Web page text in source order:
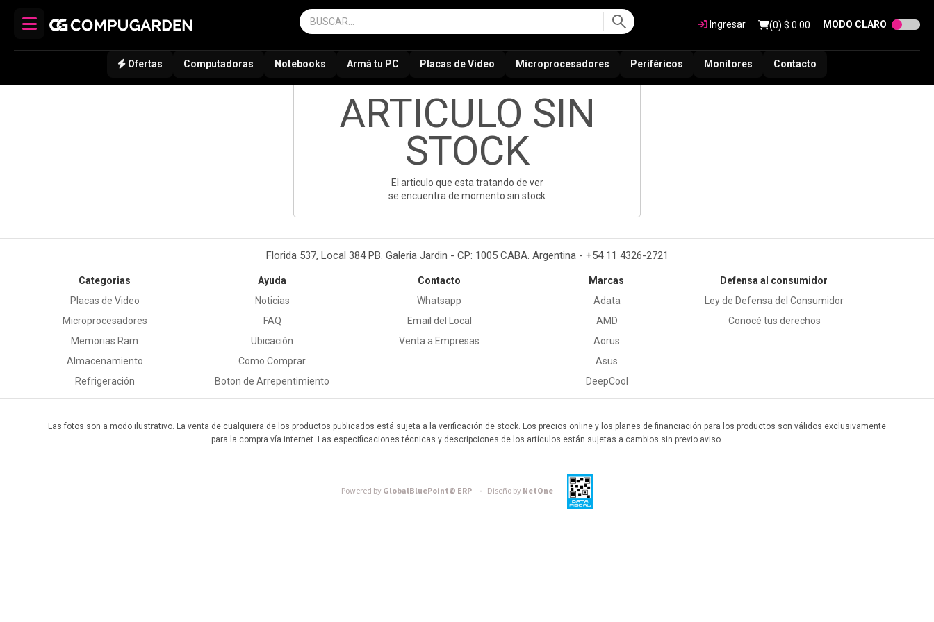
Ingresar (0) $ 0.00 MODO CLARO
Ofertas Computadoras Notebooks Armá tu PC Placas de Video Microprocesadores Periféricos Monitores Contacto
ARTICULO SIN
STOCK
El articulo que esta tratando de ver
se encuentra de momento sin stock
Florida 537, Local 384 PB. Galeria Jardin - CP: 1005 CABA. Argentina - +54 11 4326-2721
Categorias
Placas de Video
Microprocesadores
Memorias Ram
Almacenamiento
Refrigeración
Ayuda
Noticias
FAQ
Ubicación
Como Comprar
Boton de Arrepentimiento
Contacto
Whatsapp
Email del Local
Venta a Empresas
Marcas
Adata
AMD
Aorus
Asus
DeepCool
Defensa al consumidor
Ley de Defensa del Consumidor
Conocé tus derechos
Las fotos son a modo ilustrativo. La venta de cualquiera de los productos publicados está sujeta a la verificación de stock. Los precios online y los planes de financiación para los productos son válidos exclusivamente
para la compra vía internet. Las especificaciones técnicas y descripciones de los artículos están sujetas a cambios sin previo aviso.
Powered byGlobalBluePoint© ERP - Diseño byNetOne